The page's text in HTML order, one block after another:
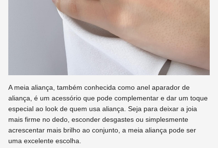
A meia aliança, também conhecida como anel aparador de
aliança, é um acessório que pode complementar e dar um toque
especial ao look de quem usa aliança. Seja para deixar a joia
mais firme no dedo, esconder desgastes ou simplesmente
acrescentar mais brilho ao conjunto, a meia aliança pode ser
uma excelente escolha.